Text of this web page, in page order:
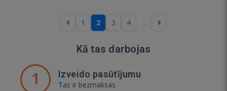
1 2 3 4 ...
Kā tas darbojas
1 Izveido pasūtījumu
Tas ir bezmaksas